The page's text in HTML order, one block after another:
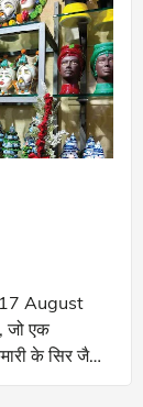
August
के सिर जैसे